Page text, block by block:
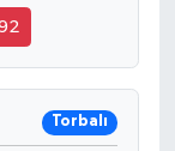
Torbalı